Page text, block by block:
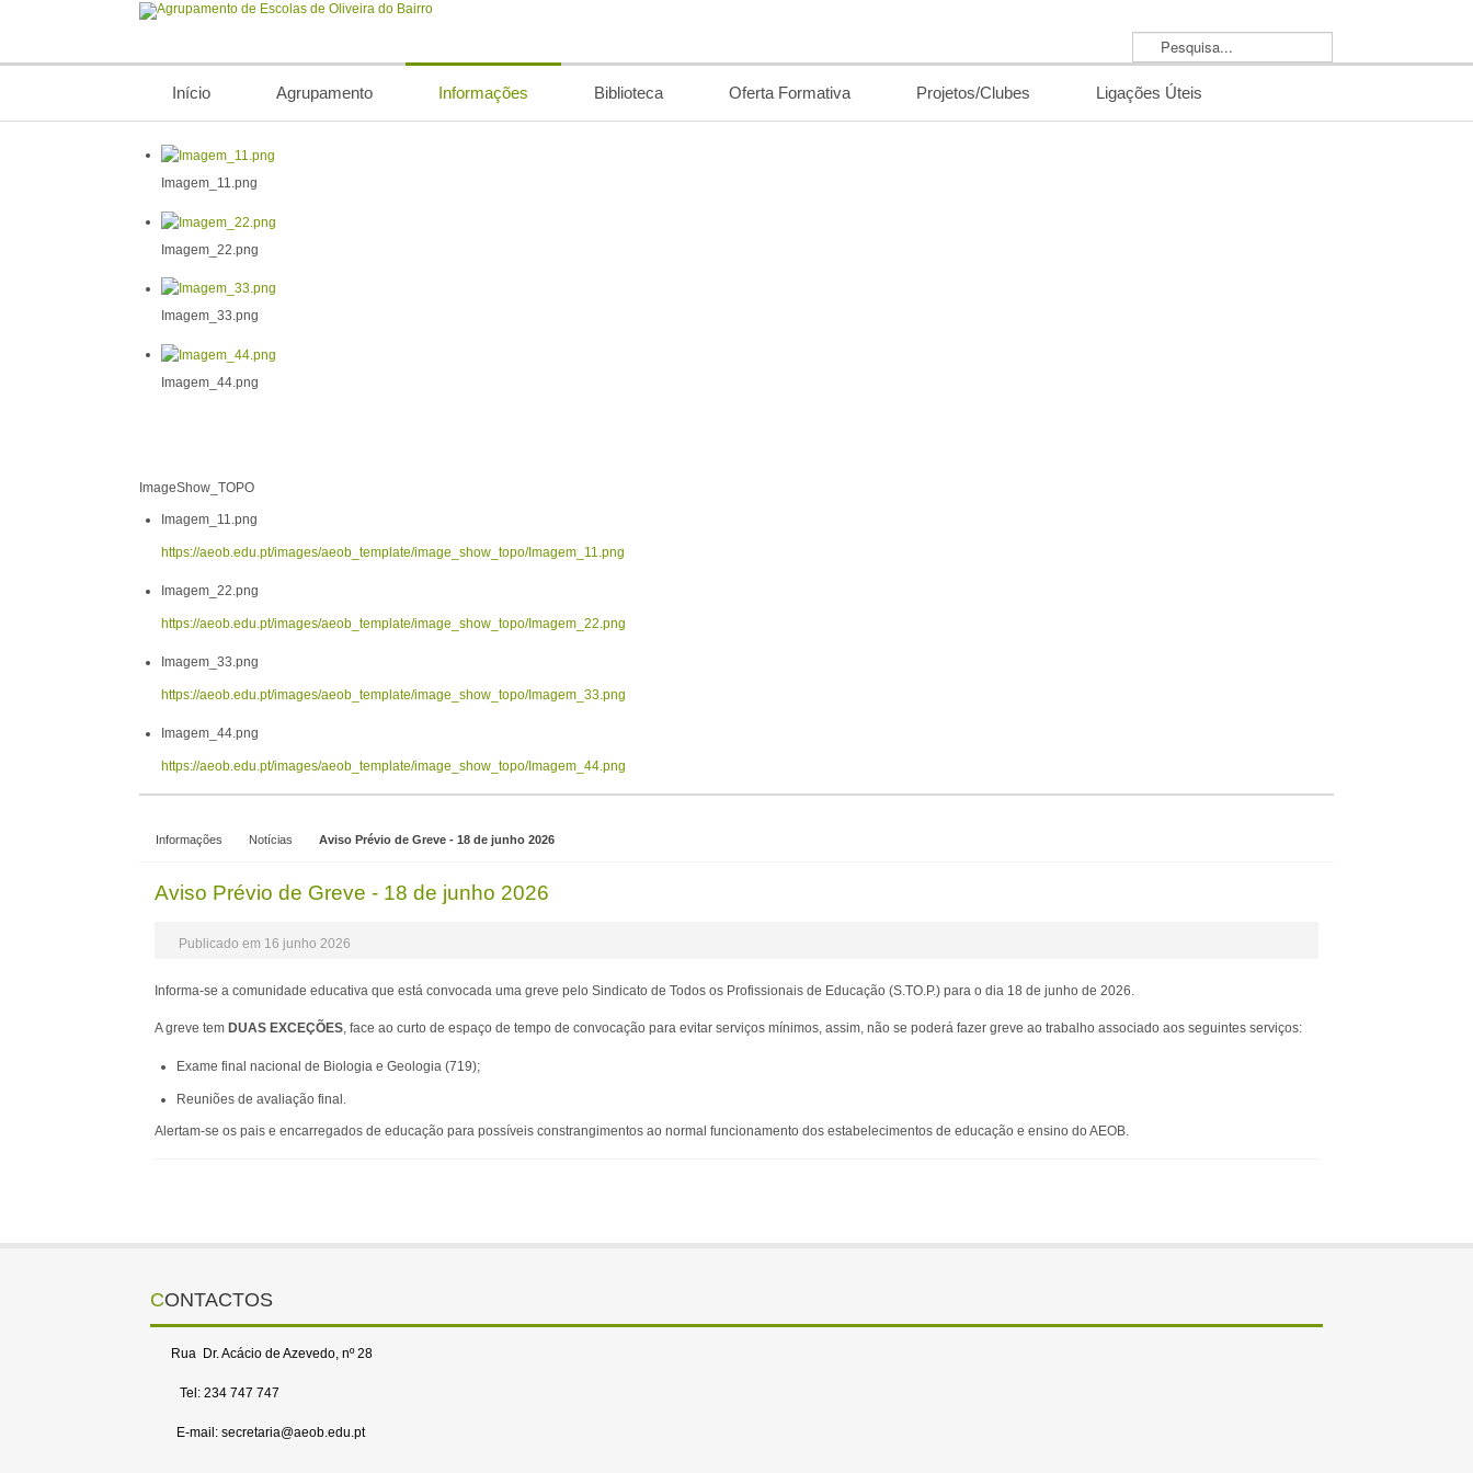
Pesquisa...
Início Agrupamento Informações Biblioteca Oferta Formativa Projetos/Clubes Ligações Úteis
Imagem_11.png
Imagem_22.png
Imagem_33.png
Imagem_44.png
ImageShow_TOPO
Imagem_11.png
https://aeob.edu.pt/images/aeob_template/image_show_topo/Imagem_11.png
Imagem_22.png
https://aeob.edu.pt/images/aeob_template/image_show_topo/Imagem_22.png
Imagem_33.png
https://aeob.edu.pt/images/aeob_template/image_show_topo/Imagem_33.png
Imagem_44.png
https://aeob.edu.pt/images/aeob_template/image_show_topo/Imagem_44.png
Informações Notícias Aviso Prévio de Greve - 18 de junho 2026
Aviso Prévio de Greve - 18 de junho 2026
Publicado em 16 junho 2026
Informa-se a comunidade educativa que está convocada uma greve pelo Sindicato de Todos os Profissionais de Educação (S.TO.P.) para o dia 18 de junho de 2026.
A greve tem DUAS EXCEÇÕES, face ao curto de espaço de tempo de convocação para evitar serviços mínimos, assim, não se poderá fazer greve ao trabalho associado aos seguintes serviços:
Exame final nacional de Biologia e Geologia (719);
Reuniões de avaliação final.
Alertam-se os pais e encarregados de educação para possíveis constrangimentos ao normal funcionamento dos estabelecimentos de educação e ensino do AEOB.
CONTACTOS
Rua Dr. Acácio de Azevedo, nº 28
Tel: 234 747 747
E-mail: secretaria@aeob.edu.pt